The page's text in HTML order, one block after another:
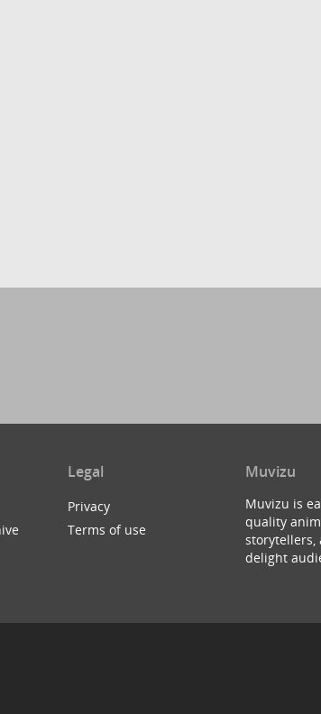
Legal
Privacy
Terms of use
Muvizu
Muvizu is
quality
storytellers,
delight